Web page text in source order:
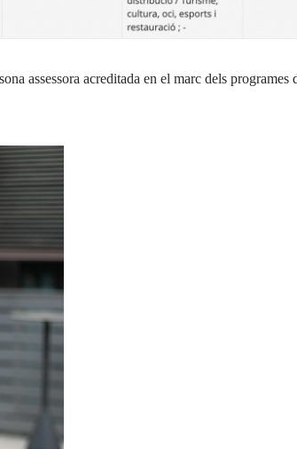
assessora acreditada en el marc dels programes